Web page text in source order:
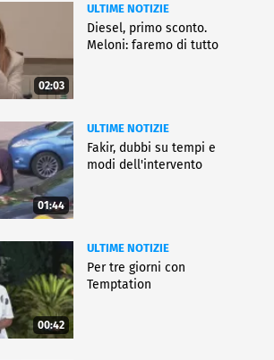
02:03
ULTIME NOTIZIE
Diesel, primo sconto.
Meloni: faremo di tutto
01:44
ULTIME NOTIZIE
Fakir, dubbi su tempi e
modi dell'intervento
00:42
ULTIME NOTIZIE
Per tre giorni con
Temptation